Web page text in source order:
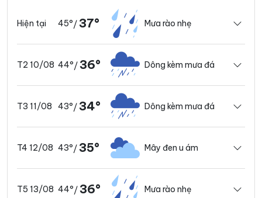
Hiện tại 45°/ 37° Mưa rào nhẹ
T2 10/08 44°/ 36° Dông kèm mưa đá
T3 11/08 43°/ 34° Dông kèm mưa đá
T4 12/08 43°/ 35° Mây đen u ám
T5 13/08 44°/ 36° Mưa rào nhẹ